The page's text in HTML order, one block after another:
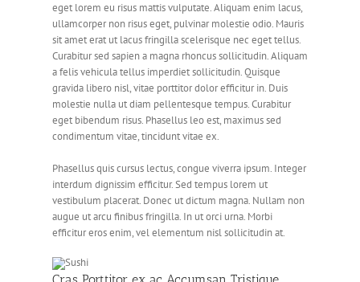
eget lorem eu risus mattis vulputate. Aliquam enim lacus,
ullamcorper non risus eget, pulvinar molestie odio. Mauris
sit amet erat ut lacus fringilla scelerisque nec eget tellus.
Curabitur sed sapien a magna rhoncus sollicitudin. Aliquam
a felis vehicula tellus imperdiet sollicitudin. Quisque
gravida libero nisl, vitae porttitor dolor efficitur in. Duis
molestie nulla ut diam pellentesque tempus. Curabitur
eget bibendum risus. Phasellus leo est, maximus sed
condimentum vitae, tincidunt vitae ex.
Phasellus quis cursus lectus, congue viverra ipsum. Integer
interdum dignissim efficitur. Sed tempus lorem ut
vestibulum placerat. Donec ut dictum magna. Nullam non
augue ut arcu finibus fringilla. In ut orci urna. Morbi
efficitur eros enim, vel elementum nisl sollicitudin at.